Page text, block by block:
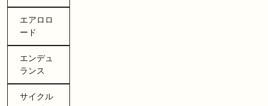
エアロロ
ード
エンデュ
ランス
サイクル